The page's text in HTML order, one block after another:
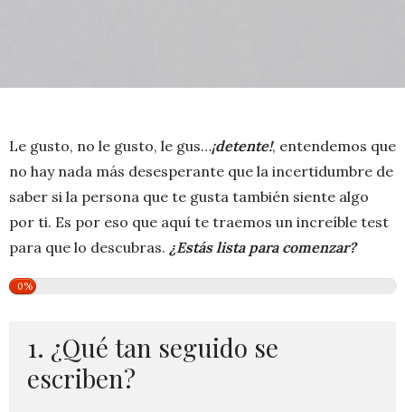
Le gusto, no le gusto, le gus…¡detente!, entendemos que
no hay nada más desesperante que la incertidumbre de
saber si la persona que te gusta también siente algo
por ti. Es por eso que aquí te traemos un increíble test
para que lo descubras. ¿Estás lista para comenzar?
0%
1. ¿Qué tan seguido se
escriben?